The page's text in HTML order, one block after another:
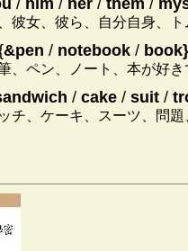
彼女、彼ら、自分自身、
&pen / notebook /
、ペン、ノート、本が好き
/ cake / suit /
チ、ケーキ、スーツ、問